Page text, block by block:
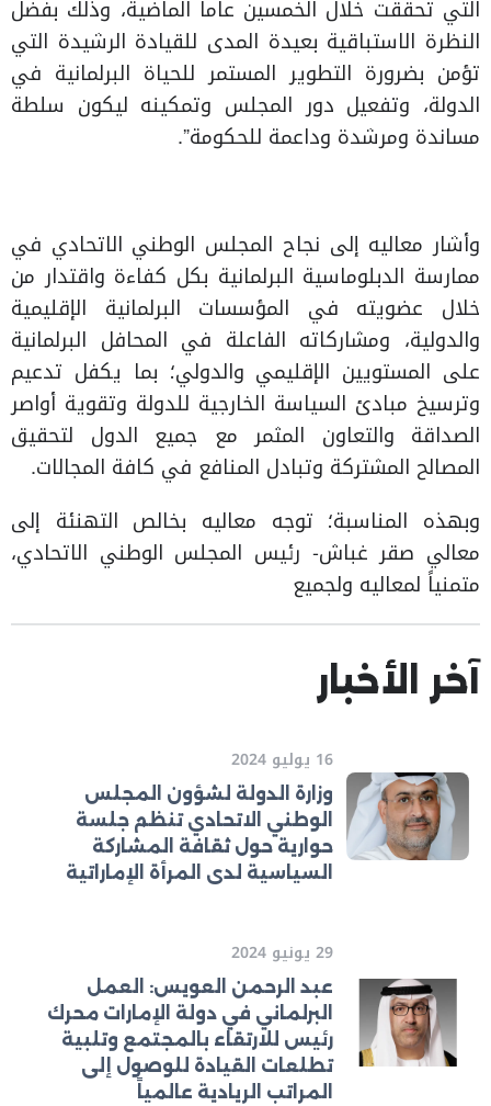
التي تحققت خلال الخمسين عاماً الماضية، وذلك بفضل
النظرة الاستباقية بعيدة المدى للقيادة الرشيدة التي
تؤمن بضرورة التطوير المستمر للحياة البرلمانية في
الدولة، وتفعيل دور المجلس وتمكينه ليكون سلطة
مساندة ومرشدة وداعمة للحكومة”.
وأشار معاليه إلى نجاح المجلس الوطني الاتحادي في
ممارسة الدبلوماسية البرلمانية بكل كفاءة واقتدار من
خلال عضويته في المؤسسات البرلمانية الإقليمية
والدولية، ومشاركاته الفاعلة في المحافل البرلمانية
على المستويين الإقليمي والدولي؛ بما يكفل تدعيم
وترسيخ مبادئ السياسة الخارجية للدولة وتقوية أواصر
الصداقة والتعاون المثمر مع جميع الدول لتحقيق
المصالح المشتركة وتبادل المنافع في كافة المجالات.
وبهذه المناسبة؛ توجه معاليه بخالص التهنئة إلى
معالي صقر غباش- رئيس المجلس الوطني الاتحادي،
متمنياً لمعاليه ولجميع
آخر الأخبار
16 يوليو 2024
وزارة الدولة لشؤون المجلس
الوطني الاتحادي تنظم جلسة
حوارية حول ثقافة المشاركة
السياسية لدى المرأة الإماراتية
29 يونيو 2024
عبد الرحمن العويس: العمل
البرلماني في دولة الإمارات محرك
رئيس للارتقاء بالمجتمع وتلبية
تطلعات القيادة للوصول إلى
المراتب الريادية عالمياً